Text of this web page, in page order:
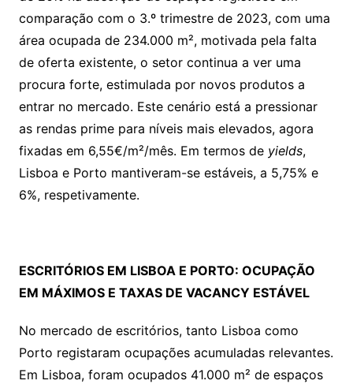
comparação com o 3.º trimestre de 2023, com uma
área ocupada de 234.000 m², motivada pela falta
de oferta existente, o setor continua a ver uma
procura forte, estimulada por novos produtos a
entrar no mercado. Este cenário está a pressionar
as rendas prime para níveis mais elevados, agora
fixadas em 6,55€/m²/mês. Em termos de yields,
Lisboa e Porto mantiveram-se estáveis, a 5,75% e
6%, respetivamente.
ESCRITÓRIOS EM LISBOA E PORTO: OCUPAÇÃO
EM MÁXIMOS E TAXAS DE VACANCY ESTÁVEL
No mercado de escritórios, tanto Lisboa como
Porto registaram ocupações acumuladas relevantes.
Em Lisboa, foram ocupados 41.000 m² de espaços